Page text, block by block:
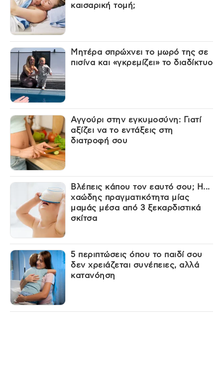
καισαρική τομή;
Μητέρα σπρώχνει το μωρό της σε
πισίνα και «γκρεμίζει» το διαδίκτυο
Αγγούρι στην εγκυμοσύνη: Γιατί
αξίζει να το εντάξεις στη
διατροφή σου
Βλέπεις κάπου τον εαυτό σου; Η...
χαώδης πραγματικότητα μίας
μαμάς μέσα από 3 ξεκαρδιστικά
σκίτσα
5 περιπτώσεις όπου το παιδί σου
δεν χρειάζεται συνέπειες, αλλά
κατανόηση